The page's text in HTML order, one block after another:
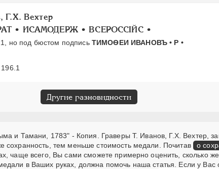
Г.Х. Вехтер
• ИСАМОДЕРЖ • ВСЕРОССIЙС •
но под бюстом подпись ТИМОѲЕИ ИВАНОВЪ • Р •
Другие разновидности
и Тамани, 1783" - Копия. Граверы T. Иванов, Г.Х. Вехтер,
сохранность, тем меньше стоимость медали. Почитав о
чаще всего, Вы сами сможете примерно оценить, сколько
в Ваших руках, должна помочь наша статья. Если у Вас